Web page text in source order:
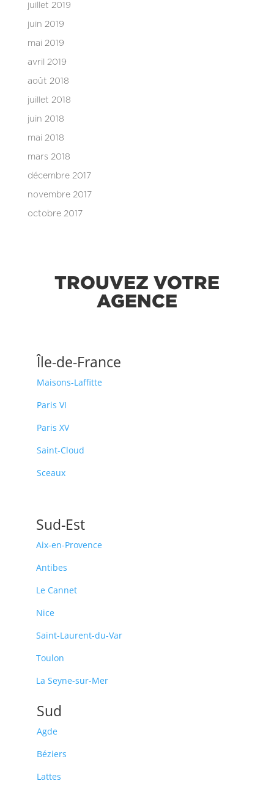
juillet 2019
juin 2019
mai 2019
avril 2019
août 2018
juillet 2018
juin 2018
mai 2018
mars 2018
décembre 2017
novembre 2017
octobre 2017
TROUVEZ VOTRE
AGENCE
Île-de-France
Maisons-Laffitte
Paris VI
Paris XV
Saint-Cloud
Sceaux
Sud-Est
Aix-en-Provence
Antibes
Le Cannet
Nice
Saint-Laurent-du-Var
Toulon
La Seyne-sur-Mer
Sud
Agde
Béziers
Lattes